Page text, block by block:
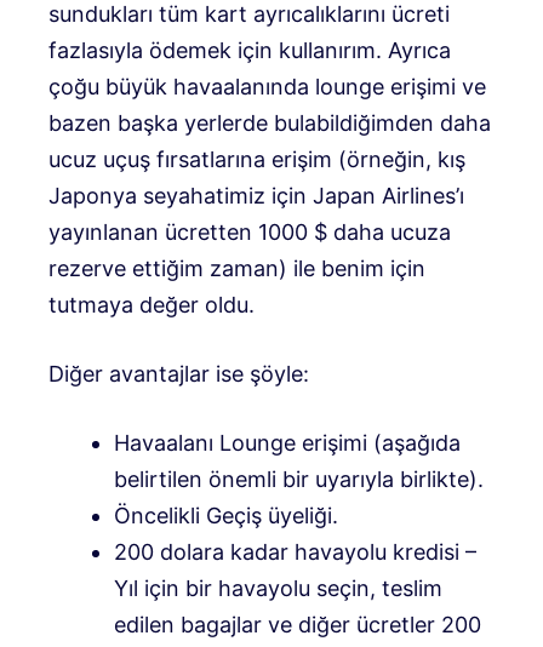
sundukları tüm kart ayrıcalıklarını ücreti
fazlasıyla ödemek için kullanırım. Ayrıca
çoğu büyük havaalanında lounge erişimi ve
bazen başka yerlerde bulabildiğimden daha
ucuz uçuş fırsatlarına erişim (örneğin, kış
Japonya seyahatimiz için Japan Airlines’ı
yayınlanan ücretten 1000 $ daha ucuza
rezerve ettiğim zaman) ile benim için
tutmaya değer oldu.
Diğer avantajlar ise şöyle:
Havaalanı Lounge erişimi (aşağıda
belirtilen önemli bir uyarıyla birlikte).
Öncelikli Geçiş üyeliği.
200 dolara kadar havayolu kredisi –
Yıl için bir havayolu seçin, teslim
edilen bagajlar ve diğer ücretler 200